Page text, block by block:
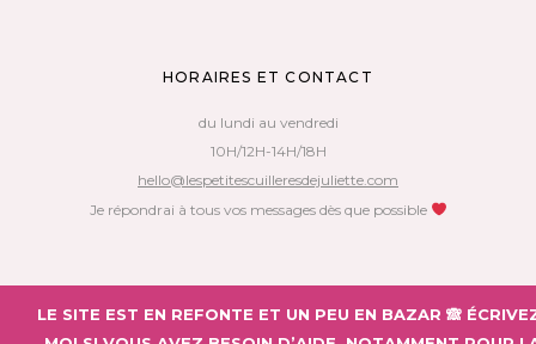
HORAIRES ET CONTACT
du lundi au vendredi
10H/12H-14H/18H
hello@lespetitescuilleresdejuliette.com
Je répondrai à tous vos messages dès que possible
Copyright 2018 – Les Petites Cuillères de Juliette